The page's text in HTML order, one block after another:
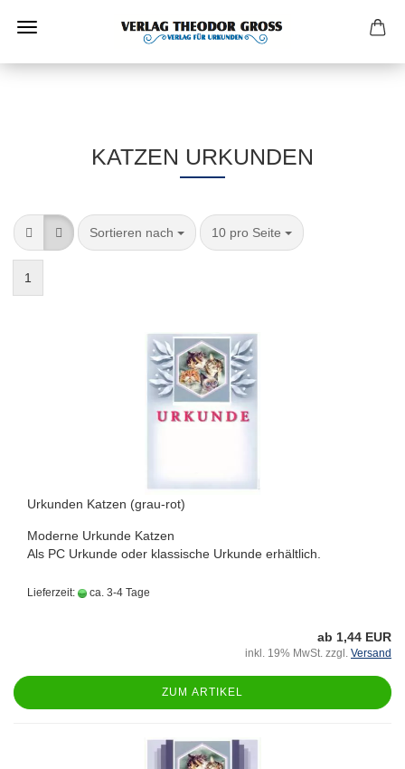
KATZEN URKUNDEN
Sortieren nach 10 pro Seite
1
Urkunden Katzen (grau-rot)
Moderne Urkunde Katzen
Als PC Urkunde oder klassische Urkunde erhältlich.
Lieferzeit: ca. 3-4 Tage
ab 1,44 EUR
inkl. 19% MwSt. zzgl. Versand
ZUM ARTIKEL